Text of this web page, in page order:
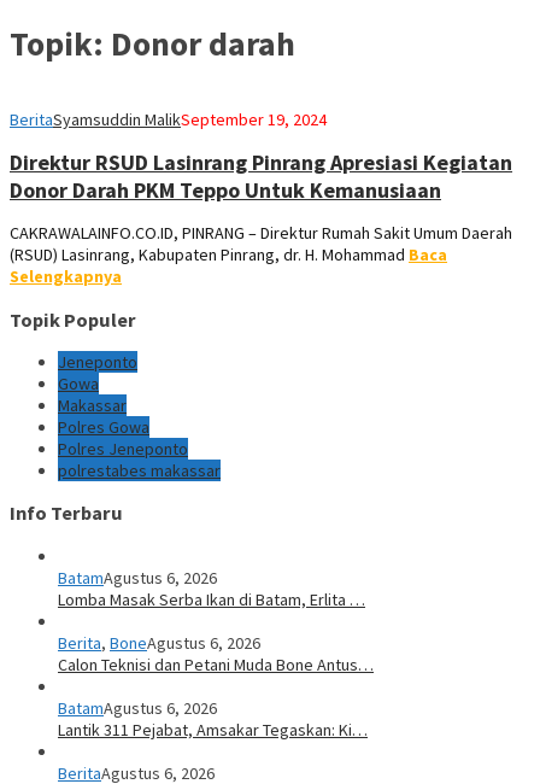
Topik: Donor darah
BeritaSyamsuddin MalikSeptember 19, 2024
Direktur RSUD Lasinrang Pinrang Apresiasi Kegiatan
Donor Darah PKM Teppo Untuk Kemanusiaan
CAKRAWALAINFO.CO.ID, PINRANG – Direktur Rumah Sakit Umum Daerah
(RSUD) Lasinrang, Kabupaten Pinrang, dr. H. Mohammad Baca
Selengkapnya
Topik Populer
Jeneponto
Gowa
Makassar
Polres Gowa
Polres Jeneponto
polrestabes makassar
Info Terbaru
BatamAgustus 6, 2026
Lomba Masak Serba Ikan di Batam, Erlita …
Berita, BoneAgustus 6, 2026
Calon Teknisi dan Petani Muda Bone Antus…
BatamAgustus 6, 2026
Lantik 311 Pejabat, Amsakar Tegaskan: Ki…
BeritaAgustus 6, 2026